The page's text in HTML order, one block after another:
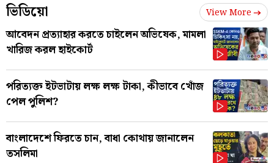
ভিডিয়ো View More
আবেদন প্রত্যাহার করতে চাইলেন অভিষেক, মামলা
খারিজ করল হাইকোর্ট
পরিত্যক্ত ইটভাটায় লক্ষ লক্ষ টাকা, কীভাবে খোঁজ
পেল পুলিশ?
বাংলাদেশে ফিরতে চান, বাধা কোথায় জানালেন
তসলিমা